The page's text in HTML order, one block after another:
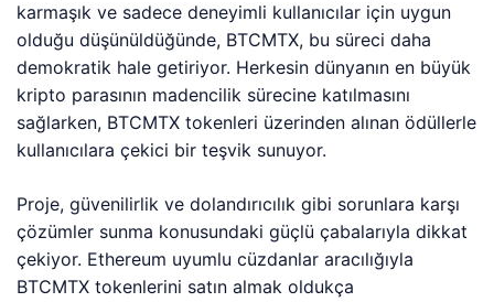
karmaşık ve sadece deneyimli kullanıcılar için uygun
olduğu düşünüldüğünde, BTCMTX, bu süreci daha
demokratik hale getiriyor. Herkesin dünyanın en büyük
kripto parasının madencilik sürecine katılmasını
sağlarken, BTCMTX tokenleri üzerinden alınan ödüllerle
kullanıcılara çekici bir teşvik sunuyor.
Proje, güvenilirlik ve dolandırıcılık gibi sorunlara karşı
çözümler sunma konusundaki güçlü çabalarıyla dikkat
çekiyor. Ethereum uyumlu cüzdanlar aracılığıyla
BTCMTX tokenlerini satın almak oldukça